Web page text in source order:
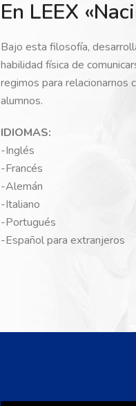
En LEEX
Bajo esta filosofía,
habilidad física de
regimos para relacionarnos
alumnos.
IDIOMAS:
-Inglés
-Francés
-Alemán
-Italiano
-Portugués
-Español para extranjeros